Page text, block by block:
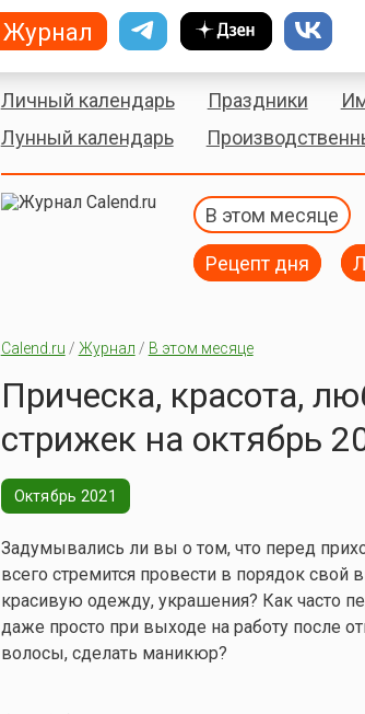
Личный календарь Праздники
Лунный календарь
В этом месяце
Рецепт дня
Calend.ru / Журнал / В этом месяце
Прическа, красота,
стрижек на октябрь
Октябрь 2021
Задумывались ли вы о том, что перед
всего стремится провести в порядок
красивую одежду, украшения? Как часто
даже просто при выходе на работу после
волосы, сделать маникюр?
Журнал